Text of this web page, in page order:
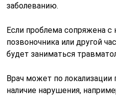
заболеванию.
Если проблема сопряжена
позвоночника или другой
будет заниматься
Врач может по локализации
наличие нарушения,